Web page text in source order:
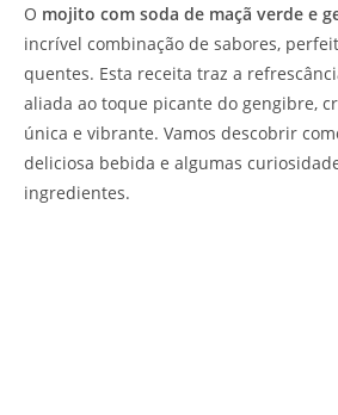
O mojito com soda de maçã verde e
incrível combinação de sabores,
quentes. Esta receita traz a
aliada ao toque picante do gengibre,
única e vibrante. Vamos descobrir
deliciosa bebida e algumas
ingredientes.